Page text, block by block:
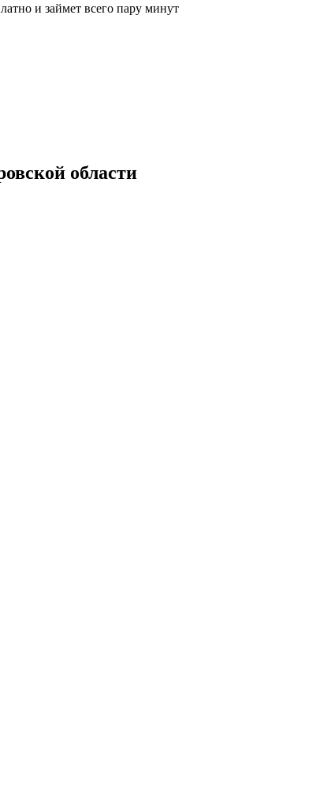
и займет всего пару минут
области